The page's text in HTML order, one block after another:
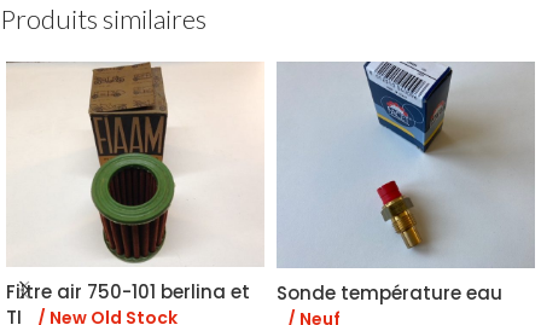
Produits similaires
Filtre air 750-101 berlina et
TI
/ New Old Stock
Sonde température eau
/ Neuf